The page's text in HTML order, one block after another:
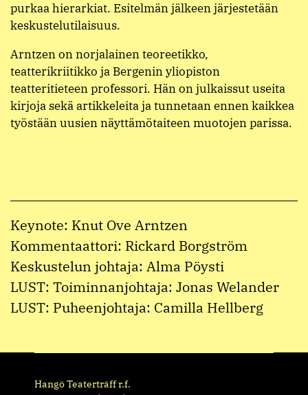
purkaa hierarkiat. Esitelmän jälkeen järjestetään
keskustelutilaisuus.
Arntzen on norjalainen teoreetikko,
teatterikriitikko ja Bergenin yliopiston
teatteritieteen professori. Hän on julkaissut useita
kirjoja sekä artikkeleita ja tunnetaan ennen kaikkea
työstään uusien näyttämötaiteen muotojen parissa.
Keynote: Knut Ove Arntzen
Kommentaattori: Rickard Borgström
Keskustelun johtaja: Alma Pöysti
LUST: Toiminnanjohtaja: Jonas Welander
LUST: Puheenjohtaja: Camilla Hellberg
Hangö Teaterträff r.f.